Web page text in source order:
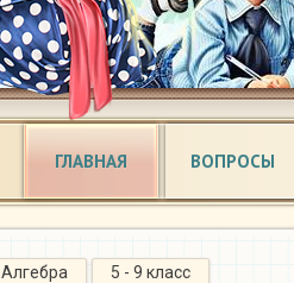
ГЛАВНАЯ ВОПРОСЫ
Алгебра 5 - 9 класс